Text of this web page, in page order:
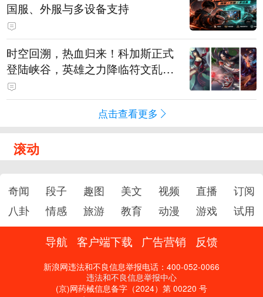
国服、外服与多设备支持
时空回溯，热血归来！科加斯正式
登陆峡谷，英雄之力降临符文乱
斗！
点击查看更多
滚动
奇闻 段子 趣图 美文 视频 直播
订阅
八卦
情感 旅游 教育 动漫 游戏 试用
导航 客户端下载 广告营销 反馈
新浪网违法和不良信息举报电话：400-052-0066
违法和不良信息举报中心
(京)网药械信息备字（2024）第 00220 号